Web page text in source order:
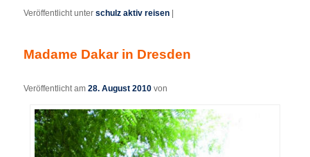
Veröffentlicht unter schulz aktiv reisen |
Madame Dakar in Dresden
Veröffentlicht am28. August 2010 von